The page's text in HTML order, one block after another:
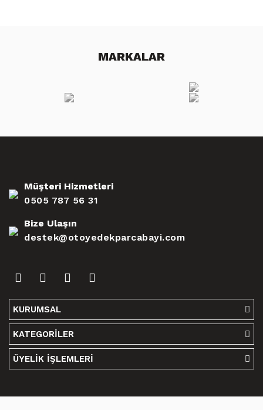
MARKALAR
Müşteri Hizmetleri
0505 787 56 31
Bize Ulaşın
destek@otoyedekparcabayi.com
KURUMSAL
KATEGORİLER
ÜYELİK İŞLEMLERİ